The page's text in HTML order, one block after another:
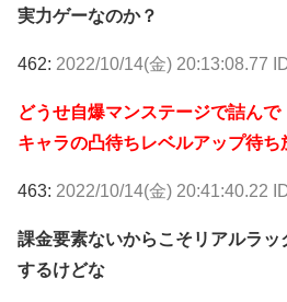
実力ゲーなのか？
462: 2022/10/14(金) 20:13:08.77
どうせ自爆マンステージで詰んで
キャラの凸待ちレベルアップ待ち
463: 2022/10/14(金) 20:41:40.22
課金要素ないからこそリアルラ
するけどな